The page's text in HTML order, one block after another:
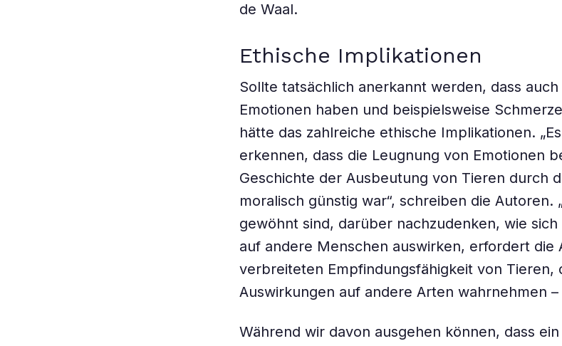
de Waal.
Ethische Implikationen
Sollte tatsächlich anerkannt werden, dass
Emotionen haben und beispielsweise
hätte das zahlreiche ethische Implikationen.
erkennen, dass die Leugnung von Emotionen
Geschichte der Ausbeutung von Tieren durch
moralisch günstig war“, schreiben die Autoren.
gewöhnt sind, darüber nachzudenken, wie
auf andere Menschen auswirken, erfordert die
verbreiteten Empfindungsfähigkeit von Tieren,
Auswirkungen auf andere Arten wahrnehmen
Während wir davon ausgehen können, dass